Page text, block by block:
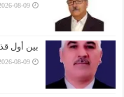
08-09
بين أول
08-09